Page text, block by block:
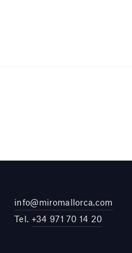
info@miromallorca.com
Tel. +34 971 70 14 20